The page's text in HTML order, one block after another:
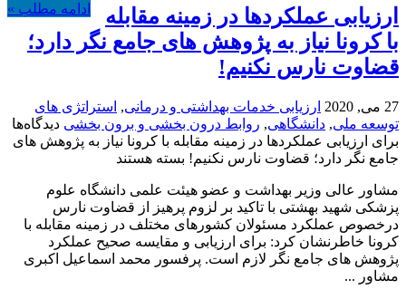
ادامه مطلب »
ارزیابی عملکردها در زمینه مقابله
با کرونا نیاز به پژوهش های جامع نگر دارد؛
قضاوت نارس نکنیم!
27 می, 2020 ارزیابی خدمات بهداشتی و درمانی, استراتژی های
توسعه ملی, دانشگاهی, روابط درون بخشی و برون بخشی دیدگاه‌ها
برای ارزیابی عملکردها در زمینه مقابله با کرونا نیاز به پژوهش های
جامع نگر دارد؛ قضاوت نارس نکنیم! بسته هستند
مشاور عالی وزیر بهداشت و عضو هیئت علمی دانشگاه علوم
پزشکی شهید بهشتی با تاکید بر لزوم پرهیز از قضاوت نارس
درخصوص عملکرد مسئولان کشورهای مختلف در زمینه مقابله با
کرونا خاطرنشان کرد: برای ارزیابی و مقایسه صحیح عملکرد
پژوهش های جامع نگر لازم است. پرفسور محمد اسماعیل اکبری
مشاور ...